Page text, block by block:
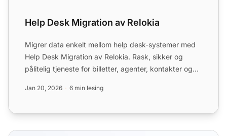
Help Desk Migration av Relokia
Migrer data enkelt mellom help desk-systemer med
Help Desk Migration av Relokia. Rask, sikker og
pålitelig tjeneste for billetter, agenter, kontakter og
Jan 20, 2026 6 min lesing